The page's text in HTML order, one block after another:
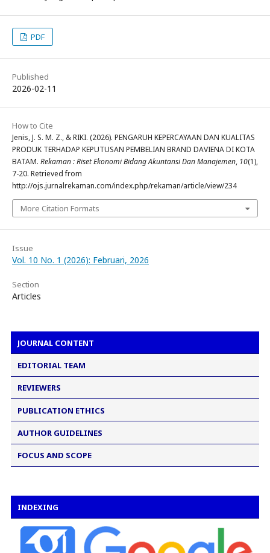
PDF
Published
2026-02-11
How to Cite
Jenis, J. S. M. Z., & RIKI. (2026). PENGARUH KEPERCAYAAN DAN KUALITAS
PRODUK TERHADAP KEPUTUSAN PEMBELIAN BRAND DAVIENA DI KOTA
BATAM. Rekaman : Riset Ekonomi Bidang Akuntansi Dan Manajemen, 10(1),
7-20. Retrieved from
http://ojs.jurnalrekaman.com/index.php/rekaman/article/view/234
More Citation Formats
Issue
Vol. 10 No. 1 (2026): Februari, 2026
Section
Articles
JOURNAL CONTENT
EDITORIAL TEAM
REVIEWERS
PUBLICATION ETHICS
AUTHOR GUIDELINES
FOCUS AND SCOPE
INDEXING